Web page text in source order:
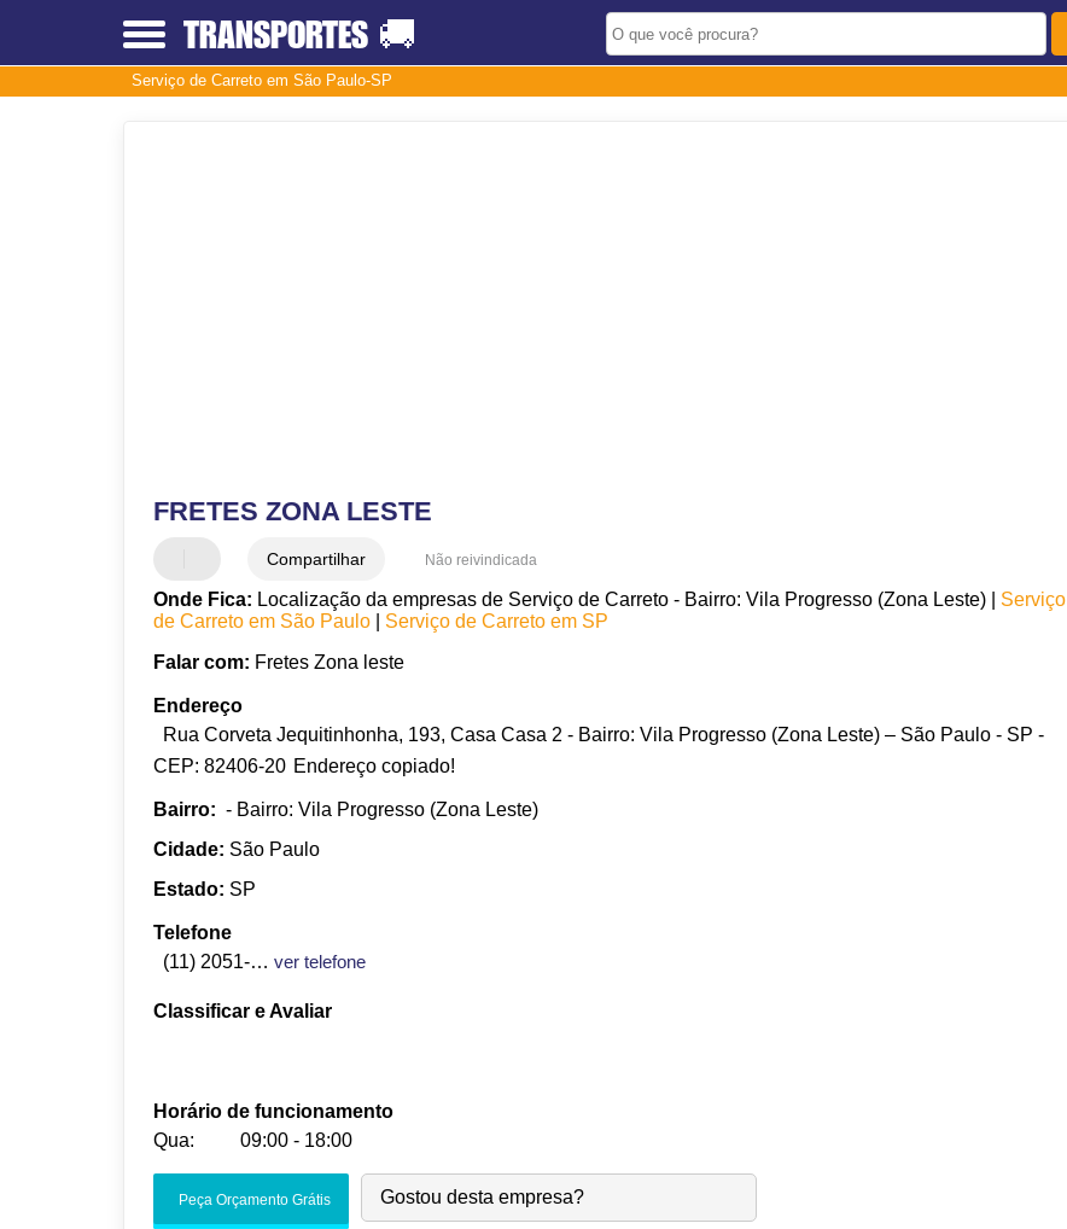
TRANSPORTES 🚚
Serviço de Carreto em São Paulo-SP
FRETES ZONA LESTE
Compartilhar Não reivindicada
Onde Fica: Localização da empresas de Serviço de Carreto - Bairro: Vila Progresso (Zona Leste) | Serviço
de Carreto em São Paulo
Serviço de Carreto em SP
Falar com: Fretes Zona leste
Endereço
Rua Corveta Jequitinhonha, 193, Casa Casa 2 - Bairro: Vila Progresso (Zona Leste) – São Paulo - SP -
CEP: 82406-20 Endereço copiado!
Bairro: - Bairro: Vila Progresso (Zona Leste)
Cidade: São Paulo
Estado: SP
Telefone
(11) 2051-4740
ver telefone
Classificar e Avaliar
Horário de funcionamento
Qua:
09:00 - 18:00
Peça Orçamento Grátis Gostou desta empresa?